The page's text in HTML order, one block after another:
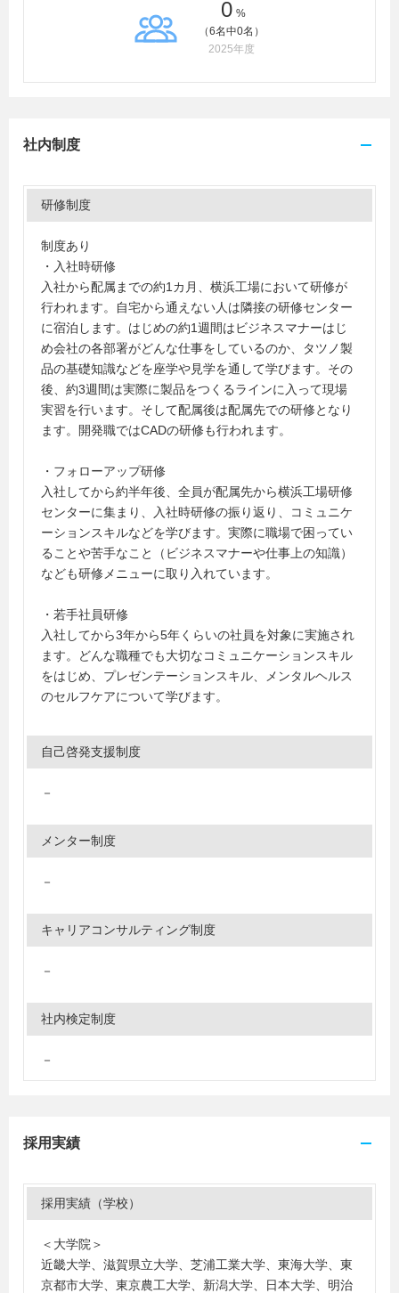
0 %
（6名中0名）
2025年度
社内制度
研修制度
制度あり
・入社時研修
入社から配属までの約1カ月、横浜工場において研修が
行われます。自宅から通えない人は隣接の研修センター
に宿泊します。はじめの約1週間はビジネスマナーはじ
め会社の各部署がどんな仕事をしているのか、タツノ製
品の基礎知識などを座学や見学を通して学びます。その
後、約3週間は実際に製品をつくるラインに入って現場
実習を行います。そして配属後は配属先での研修となり
ます。開発職ではCADの研修も行われます。
・フォローアップ研修
入社してから約半年後、全員が配属先から横浜工場研修
センターに集まり、入社時研修の振り返り、コミュニケ
ーションスキルなどを学びます。実際に職場で困ってい
ることや苦手なこと（ビジネスマナーや仕事上の知識）
なども研修メニューに取り入れています。
・若手社員研修
入社してから3年から5年くらいの社員を対象に実施され
ます。どんな職種でも大切なコミュニケーションスキル
をはじめ、プレゼンテーションスキル、メンタルヘルス
のセルフケアについて学びます。
自己啓発支援制度
－
メンター制度
－
キャリアコンサルティング制度
－
社内検定制度
－
採用実績
採用実績（学校）
＜大学院＞
近畿大学、滋賀県立大学、芝浦工業大学、東海大学、東
京都市大学、東京農工大学、新潟大学、日本大学、明治